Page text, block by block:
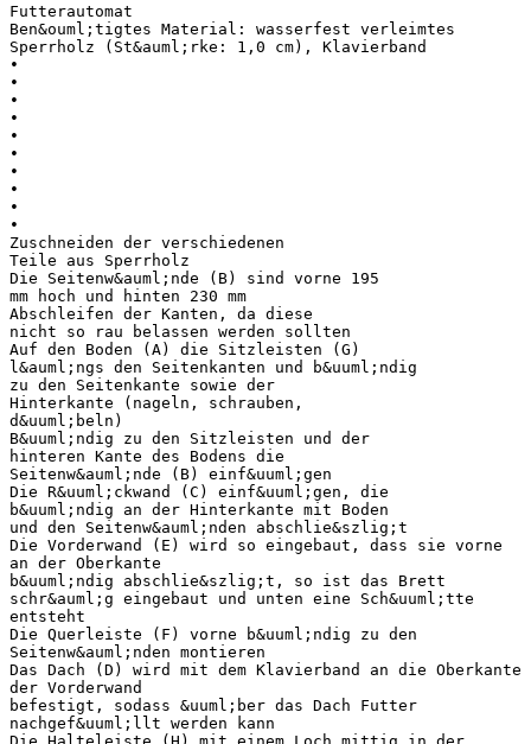
Futterautomat
Ben&ouml;tigtes Material: wasserfest verleimtes
Sperrholz (St&auml;rke: 1,0 cm), Klavierband
•
•
•
•
•
•
•
•
•
•
Zuschneiden der verschiedenen
Teile aus Sperrholz
Die Seitenw&auml;nde (B) sind vorne 195
mm hoch und hinten 230 mm
Abschleifen der Kanten, da diese
nicht so rau belassen werden sollten
Auf den Boden (A) die Sitzleisten (G)
l&auml;ngs den Seitenkanten und b&uuml;ndig
zu den Seitenkante sowie der
Hinterkante (nageln, schrauben,
d&uuml;beln)
B&uuml;ndig zu den Sitzleisten und der
hinteren Kante des Bodens die
Seitenw&auml;nde (B) einf&uuml;gen
Die R&uuml;ckwand (C) einf&uuml;gen, die
b&uuml;ndig an der Hinterkante mit Boden
und den Seitenw&auml;nden abschlie&szlig;t
Die Vorderwand (E) wird so eingebaut, dass sie vorne
an der Oberkante
b&uuml;ndig abschlie&szlig;t, so ist das Brett
schr&auml;g eingebaut und unten eine Sch&uuml;tte
entsteht
Die Querleiste (F) vorne b&uuml;ndig zu den
Seitenw&auml;nden montieren
Das Dach (D) wird mit dem Klavierband an die Oberkante
der Vorderwand
befestigt, sodass &uuml;ber das Dach Futter
nachgef&uuml;llt werden kann